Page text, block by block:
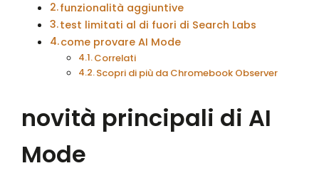
funzionalità aggiuntive
test limitati al di fuori di Search Labs
come provare AI Mode
Correlati
Scopri di più da Chromebook Observer
novità principali di AI
Mode